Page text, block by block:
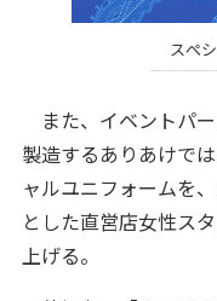
スぺ
また、イベントパ
製造するありあけで
ャルユニフォームを
とした直営店女性ス
上げる。